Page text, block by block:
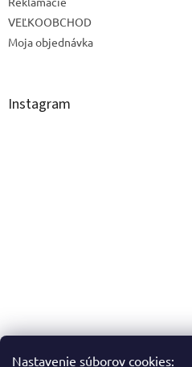
Nastavenie súborov cookies:
VEĽKOOBCHOD
Moja objednávka
Instagram